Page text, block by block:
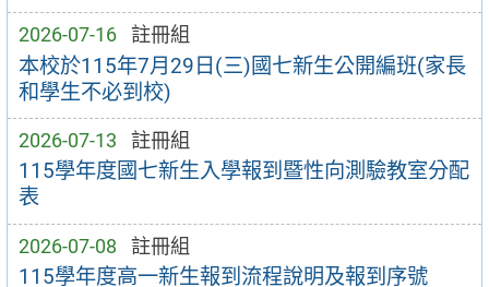
2026-07-16 註冊組
本校於115年7月29日(三)國七新生公開編班(家長
和學生不必到校)
2026-07-13 註冊組
115學年度國七新生入學報到暨性向測驗教室分配
表
2026-07-08 註冊組
115學年度高一新生報到流程說明及報到序號